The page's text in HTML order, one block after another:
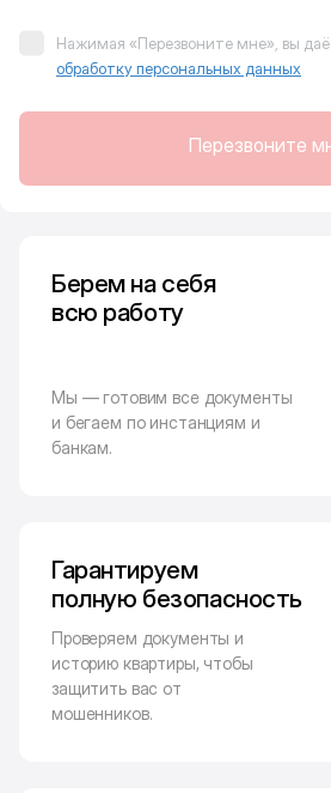
Нажимая «Перезвоните мне», вы
обработку персональных данных
Перезвоните
Берем на себя
всю работу
Мы — готовим все документы
и бегаем по инстанциям и
банкам.
Гарантируем
полную безопасность
Проверяем документы и
историю квартиры, чтобы
защитить вас от
мошенников.